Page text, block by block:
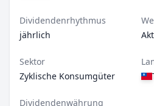
Dividendenrhythmus
jährlich
Sektor
Zyklische Konsumgüter
Dividendenwährung